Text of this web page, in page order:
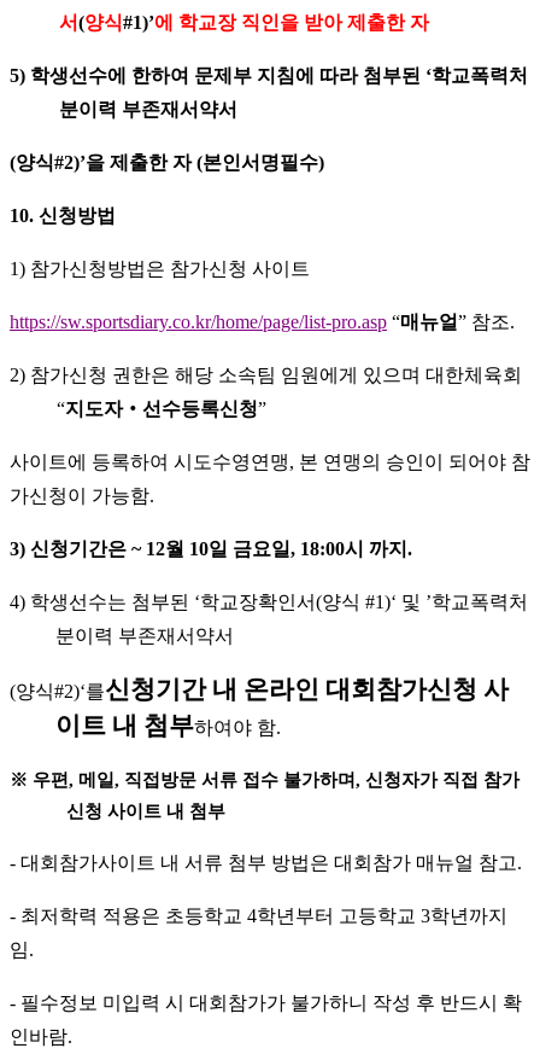
서(양식#1)’에 학교장 직인을 받아 제출한 자
5) 학생선수에 한하여 문제부 지침에 따라 첨부된 ‘학교폭력처
분이력 부존재서약서
(양식#2)’을 제출한 자(본인서명필수)
10. 신청방법
1) 참가신청방법은 참가신청 사이트
https://sw.sportsdiary.co.kr/home/page/list-pro.asp “매뉴얼” 참조.
2) 참가신청 권한은 해당 소속팀 임원에게 있으며 대한체육회
“지도자‧ 선수등록신청”
사이트에 등록하여 시도수영연맹, 본 연맹의 승인이 되어야 참
가신청이 가능함.
3) 신청기간은 ~ 12월 10일 금요일, 18:00시 까지 .
4) 학생선수는 첨부된 ‘학교장확인서(양식 #1)‘ 및 ’학교폭력처
분이력 부존재서약서
(양식#2)‘를신청기간 내 온라인 대회참가신청 사
이트 내 첨부하여야 함.
※ 우편, 메일, 직접방문 서류 접수 불가하며, 신청자가 직접 참가
신청 사이트 내 첨부
- 대회참가사이트 내 서류 첨부 방법은 대회참가 매뉴얼 참고.
- 최저학력 적용은 초등학교 4학년부터 고등학교 3학년까지
임.
- 필수정보 미입력 시 대회참가가 불가하니 작성 후 반드시 확
인바람.